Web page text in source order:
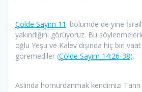
Çölde Sayım 11 . bölümde de yine
yakındığını görüyoruz. Bu
oğlu Yeşu ve Kalev dışında hiç biri
göremediler (Çölde Sayım 14:26-38).
Aslında homurdanmak kendimizi